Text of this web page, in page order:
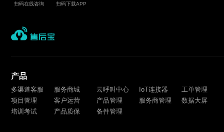
扫码在线咨询 扫码下载APP
产品
多渠道客服 服务商城 云呼叫中心 IoT连接器
工单管理
项目管理
客户运营 产品管理 服务商管理
数据大屏
培训考试
产品质保 备件管理